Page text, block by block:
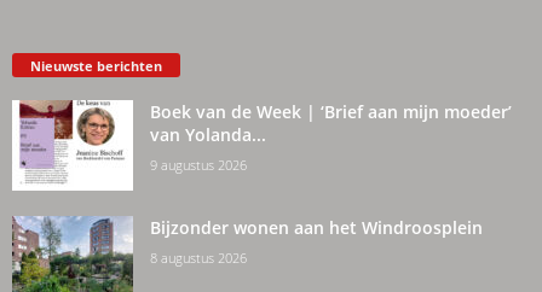
Nieuwste berichten
Boek van de Week | ‘Brief aan mijn moeder’
van Yolanda...
9 augustus 2026
Bijzonder wonen aan het Windroosplein
8 augustus 2026